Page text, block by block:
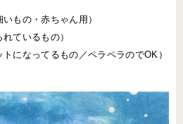
もの・赤ちゃん用）
ているもの）
になってるもの／ペラペラのでOK）